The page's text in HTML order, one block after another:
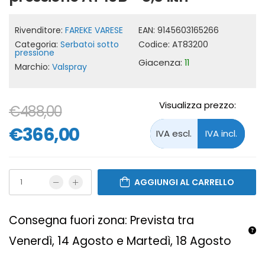
Rivenditore: FAREKE VARESE
Categoria: Serbatoi sotto
pressione
Marchio: Valspray
EAN: 9145603165266
Codice: AT83200
Giacenza: 11
€488,00
€366,00
Visualizza prezzo:
AGGIUNGI AL CARRELLO
Consegna fuori zona: Prevista tra
Venerdì, 14 Agosto e Martedì, 18 Agosto